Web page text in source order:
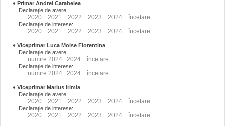
♦ Primar Andrei Carabelea
Declaraţie de avere:
2020 2021 2022 2023 2024 încetare
Declaraţie de interese:
2020 2021 2022 2023 2024 încetare
♦ Viceprimar Luca Moise Florentina
Declaraţie de avere:
numire 2024 2024 încetare
Declaraţie de interese:
numire 2024 2024 încetare
♦ Viceprimar Marius Irimia
Declaraţie de avere:
2020 2021 2022 2023 2024 încetare
Declaraţie de interese:
2020 2021 2022 2023 2024 încetare